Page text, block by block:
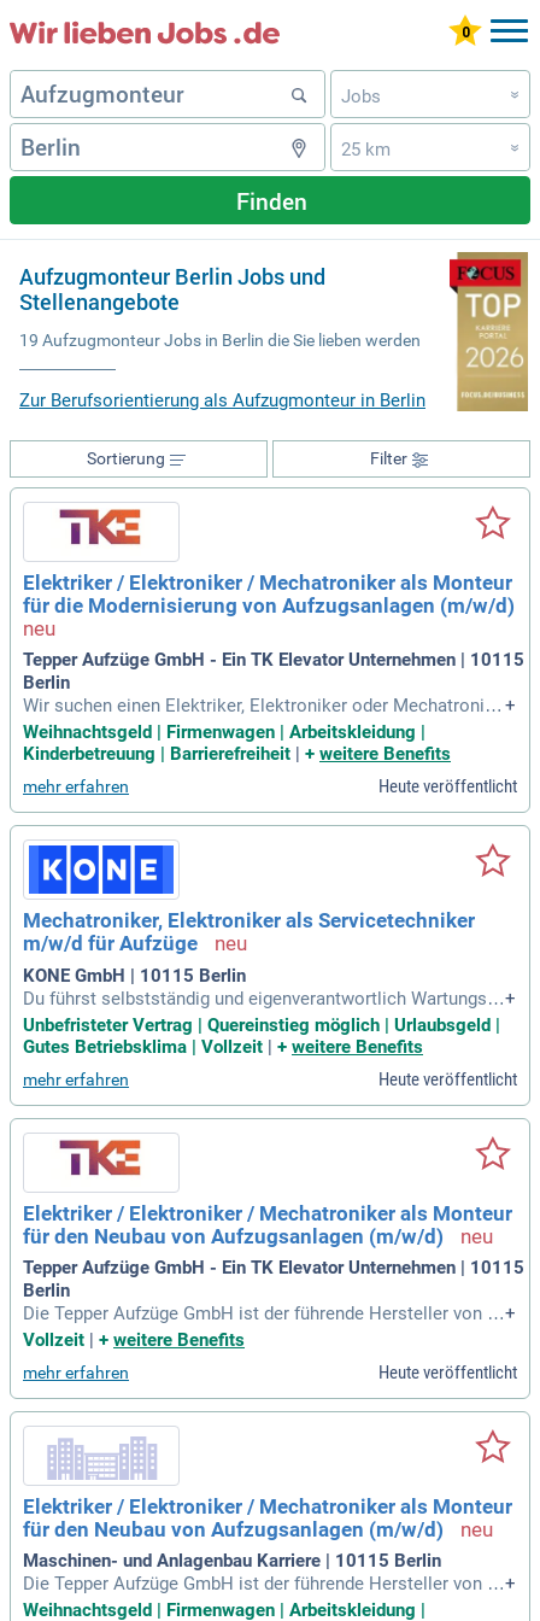
Jobs »
25 km »
Finden
Aufzugmonteur Berlin Jobs und
Stellenangebote
19 Aufzugmonteur Jobs in Berlin die Sie lieben werden
Zur Berufsorientierung als Aufzugmonteur in Berlin
Filter
Sortierung
Elektriker / Elektroniker / Mechatroniker als Monteur
für die Modernisierung von Aufzugsanlagen (m/w/d)
Tepper Aufzüge GmbH - Ein TK Elevator Unternehmen | 10115
Berlin
Wir suchen einen Elektriker, Elektroniker oder Mechatronike
r als Monteur für die Modernisierung von Aufzugsanlagen.
Wenn Sie ein schwindelfreier Aufzugstechniker (m/w/d) wer
Mobilität. Ihre Aufgaben umfassen die eigenverantwortliche
Demontage und Montage von Aufzugskomponenten sowie
die Inbetriebnahme und Dokumentation der Arbeiten. Vorau
ssetzung ist eine abgeschlossene Ausbildung in Mechatroni
k, Elektronik oder einer vergleichbaren Fachrichtung. Ideale
Kandidaten besitzen Kenntnisse in der Elektrotechnik sowie
Steuerungs- und Regeltechnik. Wenn Sie kundenorientiert, z
uverlässig und bereit für neue Herausforderungen sind, freu
en wir uns auf Ihre Bewerbung!
+
Weihnachtsgeld | Firmenwagen | Arbeitskleidung |
Kinderbetreuung | Barrierefreiheit
+ weitere Benefits
mehr erfahren Heute veröffentlicht
Mechatroniker, Elektroniker als Servicetechniker
m/w/d für Aufzüge
KONE GmbH | 10115 Berlin
Du führst selbstständig und eigenverantwortlich Wartungsar
beiten in Deinem eigenen Gebiet durch; Du betreibst Fehlers
uche, stellst Störungen an den Aufzügen fest und behebst di
wortlich für Kleinreparaturen
+
Unbefristeter Vertrag | Quereinstieg möglich | Urlaubsgeld |
Gutes Betriebsklima | Vollzeit | + weitere Benefits
mehr erfahren Heute veröffentlicht
Elektriker / Elektroniker / Mechatroniker als Monteur
für den Neubau von Aufzugsanlagen (m/w/d)
Tepper Aufzüge GmbH - Ein TK Elevator Unternehmen | 10115
Berlin
Die Tepper Aufzüge GmbH ist der führende Hersteller von A
ufzugsanlagen in Nordrhein-Westfalen, mit einem deutschla
Leistungen von Vertrieb über Konstruktion bis hin zur Monta
ge modernster Aufzugsanlagen. Zudem gewährleisten wir ru
nd um die Uhr einen zuverlässigen Kundendienst für bestehe
nde Systeme. Werden Sie Teil unseres Teams als Aufzugste
chniker (m/w/d) und gestalten Sie die urbane Mobilität der
Zukunft. Ihre Aufgaben umfassen die eigenverantwortliche
Montage, die Qualitätskontrolle sowie die Dokumentation u
nserer Arbeiten. Wir suchen engagierte Fachkräfte mit einer
Ausbildung in Mechatronik, Elektronik oder Elektrik, die ber
eit sind, hoch hinaus zu kommen.
+
Vollzeit | + weitere Benefits
mehr erfahren Heute veröffentlicht
Elektriker / Elektroniker / Mechatroniker als Monteur
für den Neubau von Aufzugsanlagen (m/w/d)
Maschinen- und Anlagenbau Karriere | 10115 Berlin
Die Tepper Aufzüge GmbH ist der führende Hersteller von A
ufzugsanlagen in Nordrhein-Westfalen mit bundesweiten St
+
Weihnachtsgeld | Firmenwagen | Arbeitskleidung |